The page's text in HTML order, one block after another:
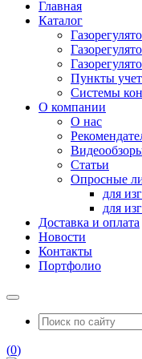
Главная
Каталог
Пункты
Системы
О компании
О нас
Статьи
Опросные
для
для
Доставка и оплата
Новости
Контакты
Портфолио
(0)